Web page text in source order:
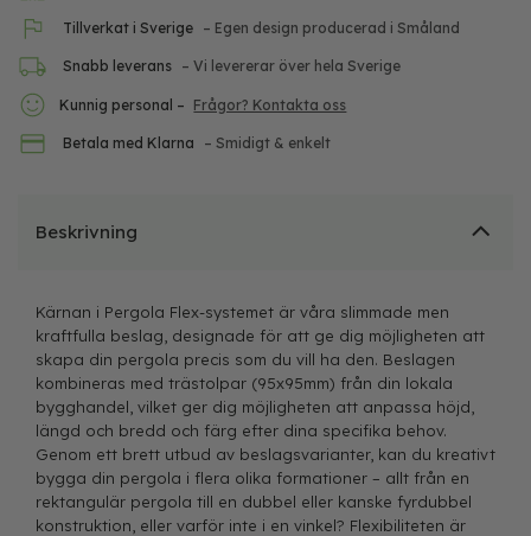
Tillverkat i Sverige – Egen design producerad i Småland
Snabb leverans – Vi levererar över hela Sverige
Kunnig personal – Frågor? Kontakta oss
Betala med Klarna – Smidigt & enkelt
Beskrivning
Kärnan i Pergola Flex-systemet är våra slimmade men
kraftfulla beslag, designade för att ge dig möjligheten att
skapa din pergola precis som du vill ha den. Beslagen
kombineras med trästolpar (95x95mm) från din lokala
bygghandel, vilket ger dig möjligheten att anpassa höjd,
längd och bredd och färg efter dina specifika behov.
Genom ett brett utbud av beslagsvarianter, kan du kreativt
bygga din pergola i flera olika formationer – allt från en
rektangulär pergola till en dubbel eller kanske fyrdubbel
konstruktion, eller varför inte i en vinkel? Flexibiliteten är